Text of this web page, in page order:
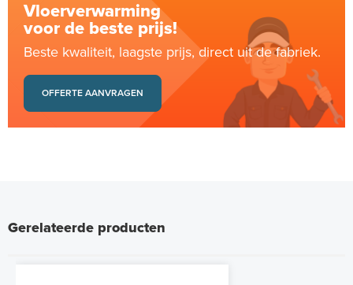
Vloerverwarming
voor de beste prijs!
Beste kwaliteit, laagste prijs, direct uit de fabriek.
OFFERTE AANVRAGEN
Gerelateerde producten